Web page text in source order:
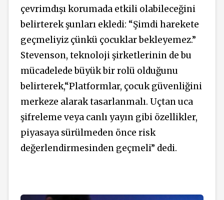
çevrimdışı korumada etkili olabileceğini
belirterek şunları ekledi: “Şimdi harekete
geçmeliyiz çünkü çocuklar bekleyemez.”
Stevenson, teknoloji şirketlerinin de bu
mücadelede büyük bir rolü olduğunu
belirterek,“Platformlar, çocuk güvenliğini
merkeze alarak tasarlanmalı. Uçtan uca
şifreleme veya canlı yayın gibi özellikler,
piyasaya sürülmeden önce risk
değerlendirmesinden geçmeli” dedi.